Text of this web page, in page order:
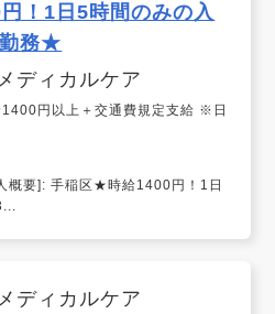
！1日5時間のみの入
務★
ディカルケア
円以上＋交通費規定支給 ※日
概要]: 手稲区★時給1400円！1日
ディカルケア